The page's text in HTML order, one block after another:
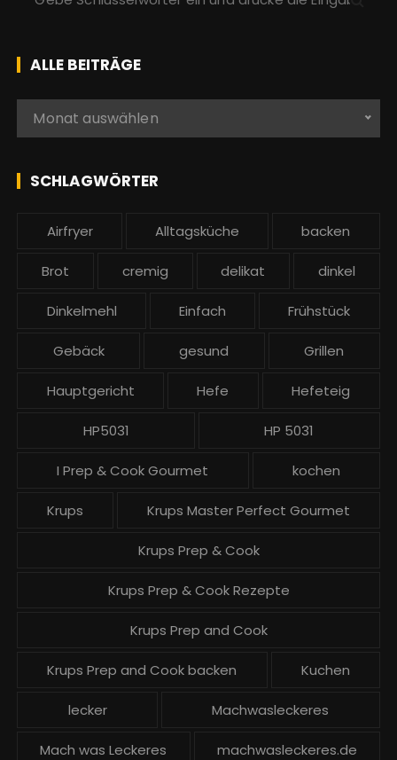
h
e
n
c
:
ALLE BEITRÄGE
e
Monat auswählen
SCHLAGWÖRTER
Airfryer Alltagsküche backen
Brot cremig delikat dinkel
Dinkelmehl Einfach Frühstück
Gebäck gesund Grillen
Hauptgericht Hefe Hefeteig
HP5031 HP 5031
I Prep & Cook Gourmet kochen
Krups Krups Master Perfect Gourmet
Krups Prep & Cook
Krups Prep & Cook Rezepte
Krups Prep and Cook
Krups Prep and Cook backen Kuchen
lecker Machwasleckeres
Mach was Leckeres machwasleckeres.de